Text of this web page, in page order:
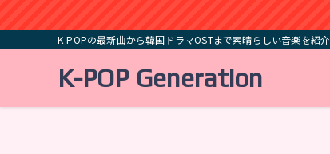
K-POPの最新曲から韓国ドラマOSTまで素晴らしい音楽を紹介
K-POP Generation